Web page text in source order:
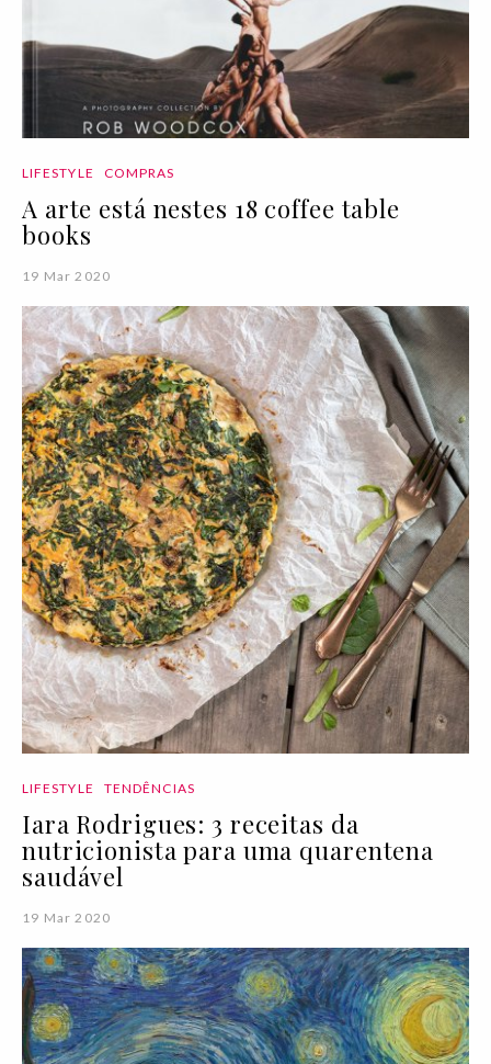
LIFESTYLE COMPRAS
A arte está nestes 18 coffee table
books
19 Mar 2020
LIFESTYLE TENDÊNCIAS
Iara Rodrigues: 3 receitas da
nutricionista para uma quarentena
saudável
19 Mar 2020